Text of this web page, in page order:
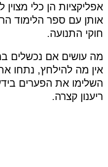
אפליקציות הן כלי
אותן עם ספר הלימוד
חוקי התנועה.
מה עושים אם נכשלים
אין מה להילחץ, נתחו את
השלימו את הפערים
ריענון קצרה.